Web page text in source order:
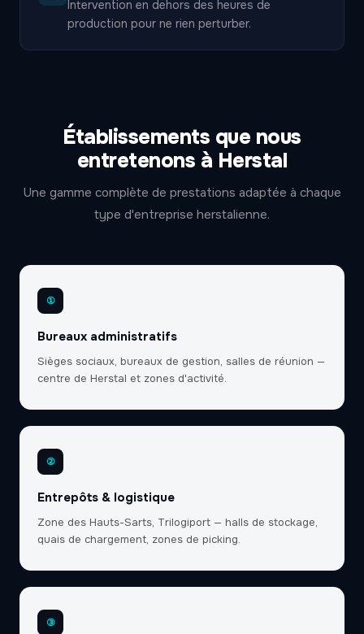
Intervention en dehors des heures de
production pour ne rien perturber.
Établissements que nous
entretenons à Herstal
Une gamme complète de prestations adaptée à chaque
type d'entreprise herstalienne.
①
Bureaux administratifs
Sièges sociaux, bureaux de gestion, salles de réunion —
centre de Herstal et zones d'activité.
②
Entrepôts & logistique
Zone des Hauts-Sarts, Trilogiport — halls de stockage,
quais de chargement, zones de picking.
③